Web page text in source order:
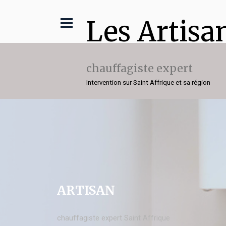
Les
chauffagiste expert
Intervention sur Saint Affrique et sa région
ARTISAN
chauffagiste expert Saint Affrique